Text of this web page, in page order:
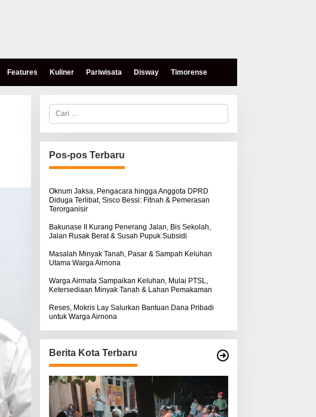
Features Kuliner Pariwisata Disway Timorense
C
r
i
u
n
u
:
Pos-pos Terbaru
Oknum Jaksa, Pengacara hingga Anggota DPRD
Diduga Terlibat, Sisco Bessi: Fitnah & Pemerasan
Terorganisir
Bakunase II Kurang Penerang Jalan, Bis Sekolah,
Jalan Rusak Berat & Susah Pupuk Subsidi
Masalah Minyak Tanah, Pasar & Sampah Keluhan
Utama Warga Airnona
Warga Airmata Sampaikan Keluhan, Mulai PTSL,
Ketersediaan Minyak Tanah & Lahan Pemakaman
Reses, Mokris Lay Salurkan Bantuan Dana Pribadi
untuk Warga Airnona
Berita Kota Terbaru